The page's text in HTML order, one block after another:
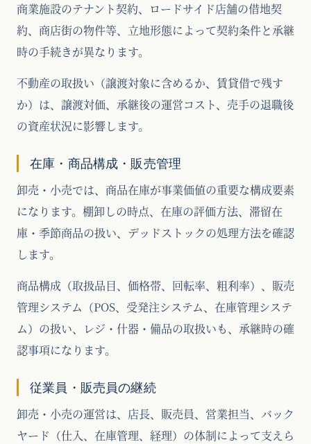
商業施設のテナント契約、ロードサイド店舗の借地契
約、商店街の物件等、立地形態によって契約条件と承継
時の手続きが異なります。
不動産の取扱い（譲渡対象に含めるか、賃貸借で残す
か）は、譲渡対価、承継後の運営コスト、売手の退職後
の資産状況に影響します。
在庫・商品構成・販売管理
卸売・小売では、商品在庫が事業価値の重要な構成要素
になります。棚卸しの時点、在庫の評価方法、滞留在
庫・季節商品の扱い、デッドストックの処理方法を確認
します。
商品構成（取扱品目、価格帯、回転率、粗利率）、販売
管理システム（POS、受発注システム、在庫管理システ
ム）の扱い、レジ・什器・備品の取扱いも、承継時の確
認事項になります。
従業員・販売員の継続
卸売・小売の運営は、店長、販売員、営業担当、バック
ヤード（仕入、在庫管理、経理）の体制によって支えら